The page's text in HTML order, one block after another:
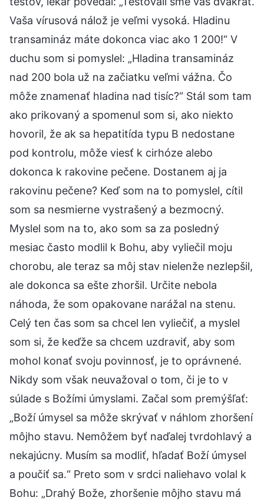
Vaša vírusová nálož je veľmi vysoká. Hladinu
transamináz máte dokonca viac ako 1 200!“ V
duchu som si pomyslel: „Hladina transamináz
nad 200 bola už na začiatku veľmi vážna. Čo
môže znamenať hladina nad tisíc?“ Stál som tam
ako prikovaný a spomenul som si, ako niekto
hovoril, že ak sa hepatitída typu B nedostane
pod kontrolu, môže viesť k cirhóze alebo
dokonca k rakovine pečene. Dostanem aj ja
rakovinu pečene? Keď som na to pomyslel, cítil
som sa nesmierne vystrašený a bezmocný.
Myslel som na to, ako som sa za posledný
mesiac často modlil k Bohu, aby vyliečil moju
chorobu, ale teraz sa môj stav nielenže nezlepšil,
ale dokonca sa ešte zhoršil. Určite nebola
náhoda, že som opakovane narážal na stenu.
Celý ten čas som sa chcel len vyliečiť, a myslel
som si, že keďže sa chcem uzdraviť, aby som
mohol konať svoju povinnosť, je to oprávnené.
Nikdy som však neuvažoval o tom, či je to v
súlade s Božími úmyslami. Začal som premýšľať:
„Boží úmysel sa môže skrývať v náhlom zhoršení
môjho stavu. Nemôžem byť naďalej tvrdohlavý a
nekajúcny. Musím sa modliť, hľadať Boží úmysel
a poučiť sa.“ Preto som v srdci naliehavo volal k
Bohu: „Drahý Bože, zhoršenie môjho stavu má